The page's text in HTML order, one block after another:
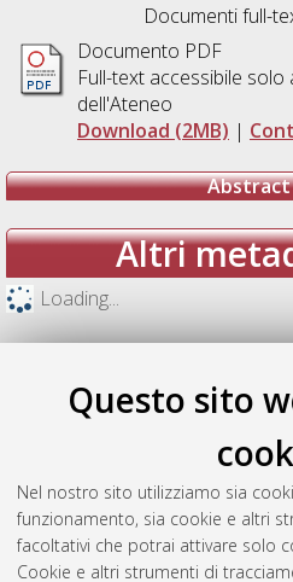
Questo sito
Nel nostro sito utilizziamo sia
funzionamento, sia cookie e altri
facoltativi che potrai attivare solo
Cookie e altri strumenti di
Documenti full-
Documento PDF
Full-text accessibile
dell'Ateneo
Download (2MB) |
Abstract
Altri
Loading...